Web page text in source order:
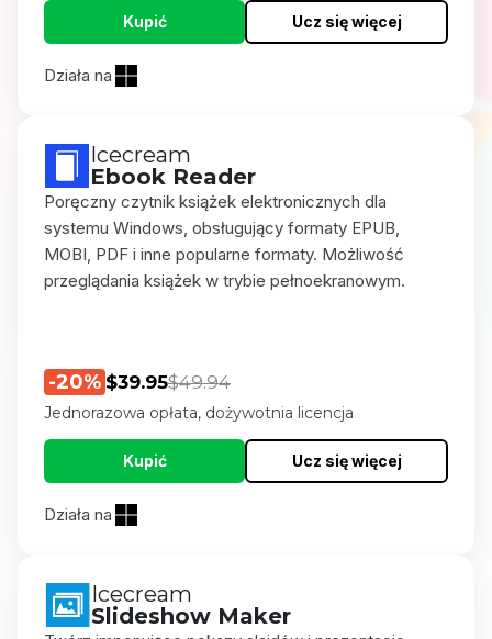
Kupić Ucz się więcej
Działa na
Icecream
Ebook Reader
Poręczny czytnik książek elektronicznych dla
systemu Windows, obsługujący formaty EPUB,
MOBI, PDF i inne popularne formaty. Możliwość
przeglądania książek w trybie pełnoekranowym.
-20% $39.95$49.94
Jednorazowa opłata, dożywotnia licencja
Kupić Ucz się więcej
Działa na
Icecream
Slideshow Maker